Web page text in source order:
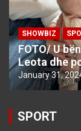
SHOWBIZ
FOTO/ U
Leota dhe
January 31,
SPORT